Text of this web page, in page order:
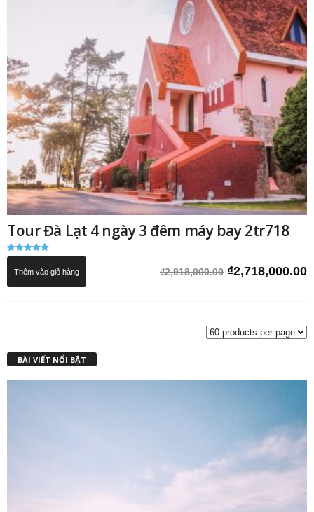
Tour Đà Lạt 4 ngày 3 đêm máy bay 2tr718
Được xếp
5.00
₫2,918,000.00 Giá
₫2,718,000.00
Thêm vào giỏ hàng
BÀI VIẾT NỔI BẬT